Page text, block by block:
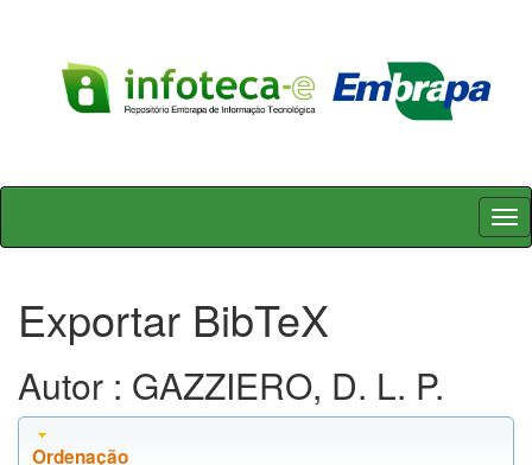
Skip
Exportar BibTeX
Autor : GAZZIERO, D. L. P.
Ordenação